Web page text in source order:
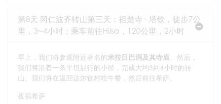
第8天 冈仁波齐转山第三天：祖楚寺 - 塔钦，徒步7公
里，3~4小时；乘车前往Hilsa，120公里，2小时
早上，我们将参观附近著名的米拉日巴洞及其寺庙 。然后，
我们将沿着一条平坦易行的小径，完成大约3到4小时的转
山。我们将在返回达尔钦村吃午餐，然后前往希萨。
夜宿希萨